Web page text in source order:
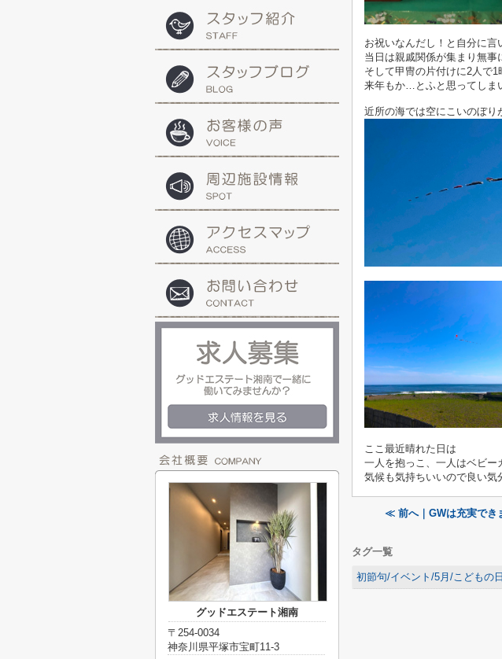
お祝いなんだし！と自分に言
当日は親戚関係が集まり無事
そして甲冑の片付けに2人で1
来年もか…とふと思ってしま
近所の海では空にこいのぼり
ここ最近晴れた日は
一人を抱っこ、一人はベビー
気候も気持ちいいので良い気
≪ 前へ｜GWは充実でき
タグ一覧
初節句/イベント/5月/こどもの日
グッドエステート湘南
〒254-0034
神奈川県平塚市宝町11-3